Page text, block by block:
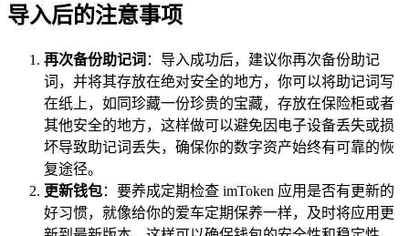
导入后的注意事项
再次备份助记词 ：导入成功后，建议你再次备份助记
词，并将其存放在绝对安全的地方，你可以将助记词写
在纸上，如同珍藏一份珍贵的宝藏，存放在保险柜或者
其他安全的地方，这样做可以避免因电子设备丢失或损
坏导致助记词丢失，确保你的数字资产始终有可靠的恢
复途径。
更新钱包：要养成定期检查 imToken 应用是否有更新的
好习惯，就像给你的爱车定期保养一样，及时将应用更